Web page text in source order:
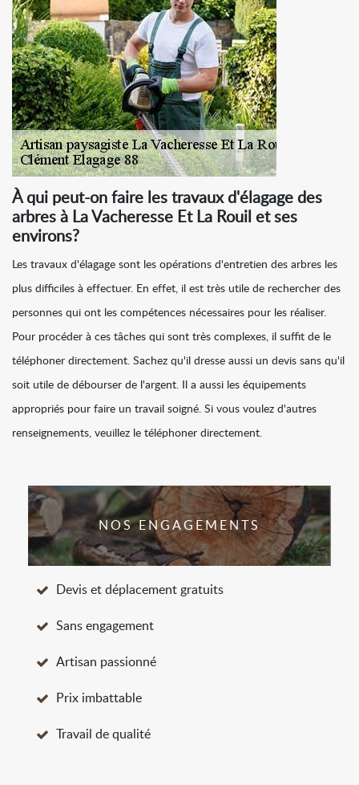
À qui peut-on faire les travaux d'élagage des
arbres à La Vacheresse Et La Rouil et ses
environs?
Les travaux d'élagage sont les opérations d'entretien des arbres les
plus difficiles à effectuer. En effet, il est très utile de rechercher des
personnes qui ont les compétences nécessaires pour les réaliser.
Pour procéder à ces tâches qui sont très complexes, il suffit de le
téléphoner directement. Sachez qu'il dresse aussi un devis sans qu'il
soit utile de débourser de l'argent. Il a aussi les équipements
appropriés pour faire un travail soigné. Si vous voulez d'autres
renseignements, veuillez le téléphoner directement.
NOS ENGAGEMENTS
Devis et déplacement gratuits
Sans engagement
Artisan passionné
Prix imbattable
Travail de qualité